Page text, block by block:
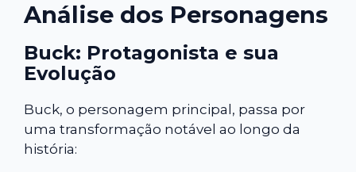
Análise dos Personagens
Buck: Protagonista e sua
Evolução
Buck, o personagem principal, passa por
uma transformação notável ao longo da
história: